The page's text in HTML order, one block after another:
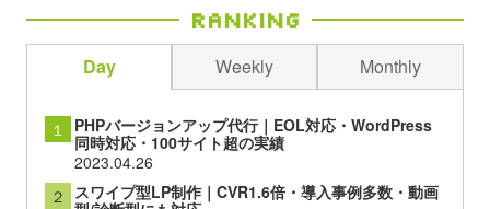
Ranking
Day Weekly Monthly
１
PHPバージョンアップ代行｜EOL対応・WordPress
同時対応・100サイト超の実績
2023.04.26
２
スワイプ型LP制作｜CVR1.6倍・導入事例多数・動画